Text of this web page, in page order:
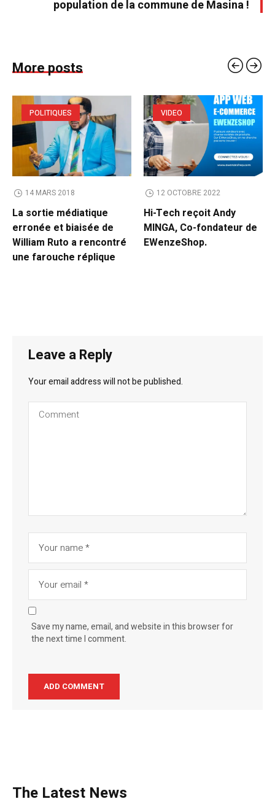
population de la commune de Masina !
More posts
POLITIQUES
14 MARS 2018
La sortie médiatique
erronée et biaisée de
William Ruto a rencontré
une farouche réplique
VIDEO
12 OCTOBRE 2022
Hi-Tech reçoit Andy
MINGA, Co-fondateur de
EWenzeShop.
Leave a Reply
Your email address will not be published.
Save my name, email, and website in this browser for
the next time I comment.
The Latest News